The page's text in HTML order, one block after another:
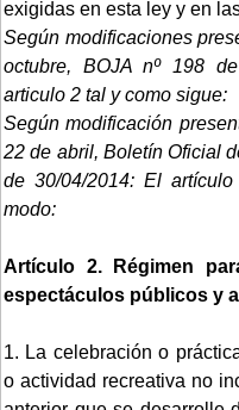
exigidas en esta ley y en
Según modificaciones
octubre, BOJA nº 198
articulo 2 tal y como sigue:
Según modificación
22 de abril, Boletín Oficial
de 30/04/2014: El
modo:
Artículo 2. Régimen
espectáculos públicos y
1. La celebración o
o actividad recreativa no